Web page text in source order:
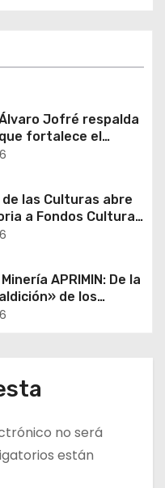
Jofré respalda
fortalece el
durante
excepción
las Culturas abre
a Fondos Cultura
en
innovación y
APRIMIN: De la
de los
rol clave de los
no será
están